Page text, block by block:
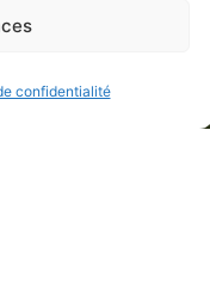
confidentialité